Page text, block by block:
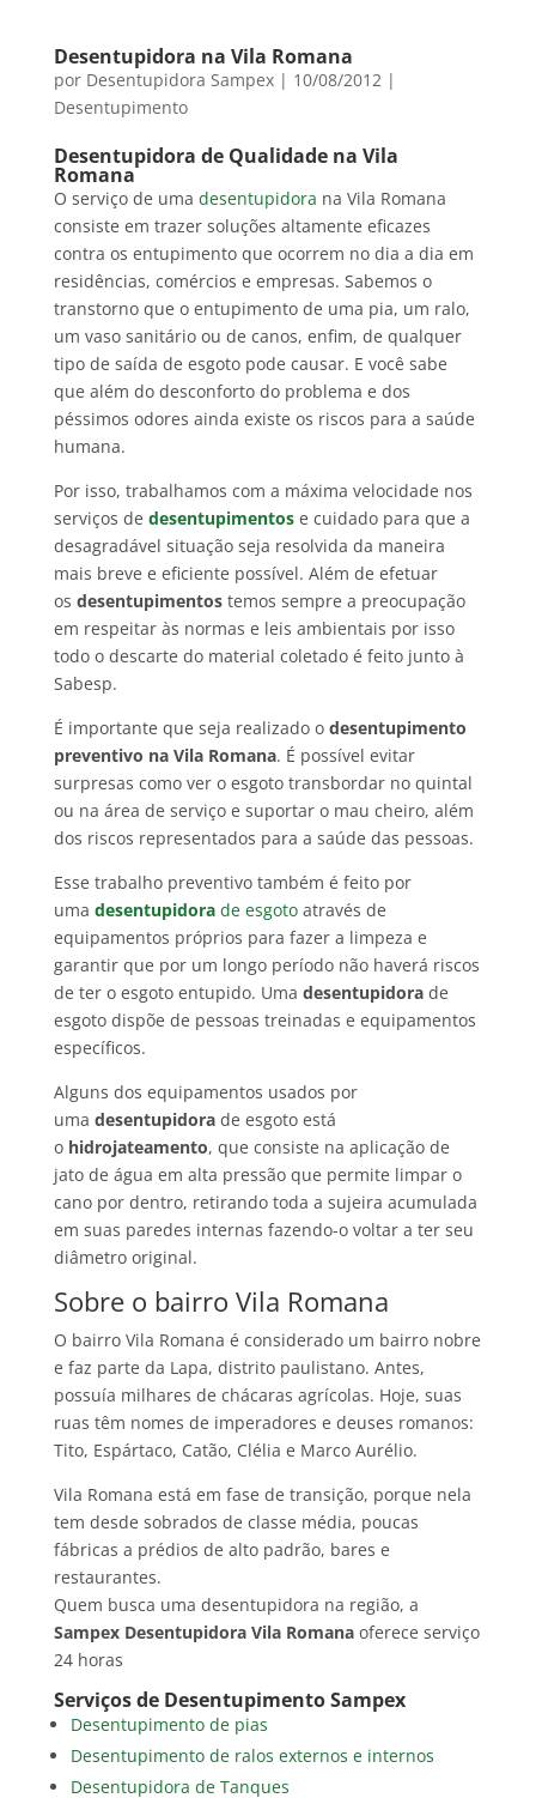
Desentupidora na Vila Romana
por Desentupidora Sampex| 10/08/2012|
Desentupimento
Desentupidora de Qualidade na Vila
Romana
O serviço de uma desentupidora na Vila Romana
consiste em trazer soluções altamente eficazes
contra os entupimento que ocorrem no dia a dia em
residências, comércios e empresas. Sabemos o
transtorno que o entupimento de uma pia, um ralo,
um vaso sanitário ou de canos, enfim, de qualquer
tipo de saída de esgoto pode causar. E você sabe
que além do desconforto do problema e dos
péssimos odores ainda existe os riscos para a saúde
humana.
Por isso, trabalhamos com a máxima velocidade nos
serviços de desentupimentos e cuidado para que a
desagradável situação seja resolvida da maneira
mais breve e eficiente possível. Além de efetuar
os desentupimentostemos sempre a preocupação
em respeitar às normas e leis ambientais por isso
todo o descarte do material coletado é feito junto à
Sabesp.
É importante que seja realizado o desentupimento
preventivo na Vila Romana. É possível evitar
surpresas como ver o esgoto transbordar no quintal
ou na área de serviço e suportar o mau cheiro, além
dos riscos representados para a saúde das pessoas.
Esse trabalho preventivo também é feito por
uma desentupidorade esgotoatravés de
equipamentos próprios para fazer a limpeza e
garantir que por um longo período não haverá riscos
de ter o esgoto entupido. Uma desentupidorade
esgoto dispõe de pessoas treinadas e equipamentos
específicos.
Alguns dos equipamentos usados por
uma desentupidorade esgoto está
o hidrojateamento, que consiste na aplicação de
jato de água em alta pressão que permite limpar o
cano por dentro, retirando toda a sujeira acumulada
em suas paredes internas fazendo-o voltar a ter seu
diâmetro original.
Sobre o bairro Vila Romana
O bairro Vila Romana é considerado um bairro nobre
e faz parte da Lapa, distrito paulistano. Antes,
possuía milhares de chácaras agrícolas. Hoje, suas
ruas têm nomes de imperadores e deuses romanos:
Tito, Espártaco, Catão, Clélia e Marco Aurélio.
Vila Romana está em fase de transição, porque nela
tem desde sobrados de classe média, poucas
fábricas a prédios de alto padrão, bares e
restaurantes.
Quem busca uma desentupidora na região, a
Sampex Desentupidora Vila Romanaoferece serviço
24 horas
Serviços de Desentupimento Sampex
Desentupimento de pias
Desentupimento de ralos externos e internos
Desentupidora de Tanques